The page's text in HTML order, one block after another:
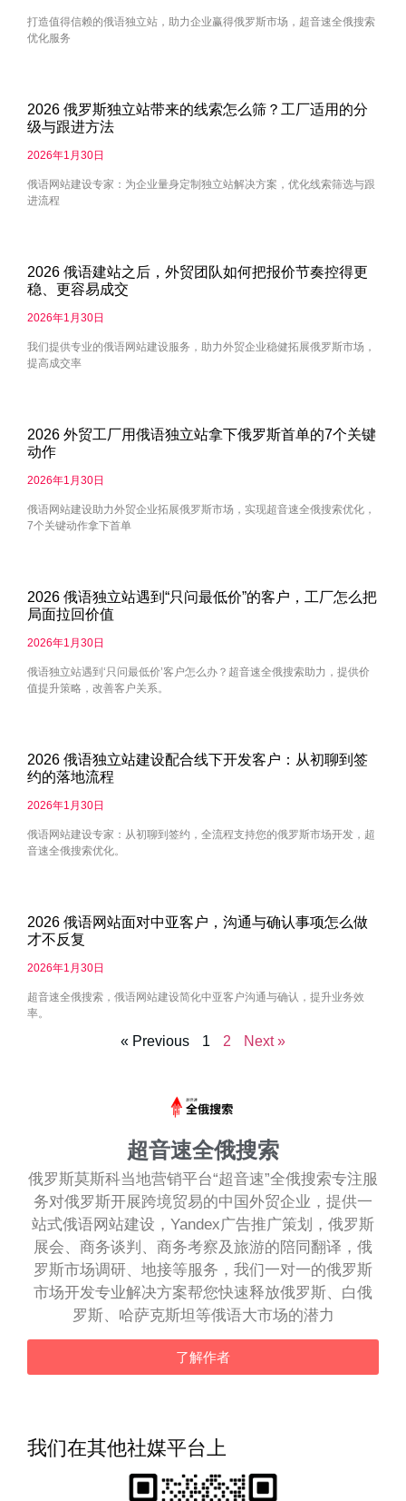
打造值得信赖的俄语独立站，助力企业赢得俄罗斯市场，超音速全俄搜索
优化服务
2026 俄罗斯独立站带来的线索怎么筛？工厂适用的分
级与跟进方法
2026年1月30日
俄语网站建设专家：为企业量身定制独立站解决方案，优化线索筛选与跟
进流程
2026 俄语建站之后，外贸团队如何把报价节奏控得更
稳、更容易成交
2026年1月30日
我们提供专业的俄语网站建设服务，助力外贸企业稳健拓展俄罗斯市场，
提高成交率
2026 外贸工厂用俄语独立站拿下俄罗斯首单的7个关键
动作
2026年1月30日
俄语网站建设助力外贸企业拓展俄罗斯市场，实现超音速全俄搜索优化，
7个关键动作拿下首单
2026 俄语独立站遇到“只问最低价”的客户，工厂怎么把
局面拉回价值
2026年1月30日
俄语独立站遇到‘只问最低价’客户怎么办？超音速全俄搜索助力，提供价
值提升策略，改善客户关系。
2026 俄语独立站建设配合线下开发客户：从初聊到签
约的落地流程
2026年1月30日
俄语网站建设专家：从初聊到签约，全流程支持您的俄罗斯市场开发，超
音速全俄搜索优化。
2026 俄语网站面对中亚客户，沟通与确认事项怎么做
才不反复
2026年1月30日
超音速全俄搜索，俄语网站建设简化中亚客户沟通与确认，提升业务效
率。
« Previous 1 2 Next »
超音速全俄搜索
俄罗斯莫斯科当地营销平台“超音速”全俄搜索专注服
务对俄罗斯开展跨境贸易的中国外贸企业，提供一
站式俄语网站建设，Yandex广告推广策划，俄罗斯
展会、商务谈判、商务考察及旅游的陪同翻译，俄
罗斯市场调研、地接等服务，我们一对一的俄罗斯
市场开发专业解决方案帮您快速释放俄罗斯、白俄
罗斯、哈萨克斯坦等俄语大市场的潜力
了解作者
我们在其他社媒平台上